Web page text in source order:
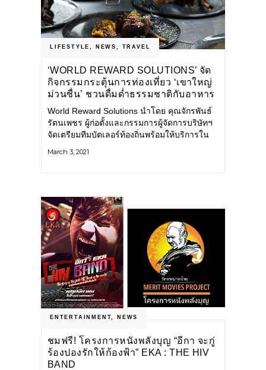
LIFESTYLE, NEWS, TRAVEL
‘WORLD REWARD SOLUTIONS’ จัด
กิจกรรมกระตุ้นการท่องเที่ยว ‘เขาใหญ่
ม่วนซื่น’ ชวนดื่มด่ำธรรมชาติกับอาหาร
ระดับมิชลิน และบริการระดับพรีเมี่ยม!
World Reward Solutions นำโดย คุณจักรพันธ์
รัตนเพชร ผู้ก่อตั้งและกรรมการผู้จัดการบริษัทฯ
จัดเตรียมทีมบัตเลอร์ท้องถิ่นพร้อมให้บริการใน
March 3, 2021
ENTERTAINMENT NEWS
ชมฟรี! โครงการหนังพลังบุญ “อีกา จะกู่
ร้องปองรักให้ก้องฟ้า” EKA : THE HIV
BAND